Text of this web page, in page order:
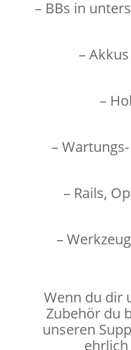
– BBs in
–
–
–
– Rails,
–
Wenn du dir
Zubehör du
unseren